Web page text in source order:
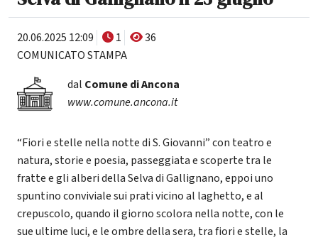
20.06.2025 12:09 1
36
COMUNICATO STAMPA
dal Comune di Ancona
www.comune.ancona.it
“Fiori e stelle nella notte di S. Giovanni” con teatro e
natura, storie e poesia, passeggiata e scoperte tra le
fratte e gli alberi della Selva di Gallignano, eppoi uno
spuntino conviviale sui prati vicino al laghetto, e al
crepuscolo, quando il giorno scolora nella notte, con le
sue ultime luci, e le ombre della sera, tra fiori e stelle, la